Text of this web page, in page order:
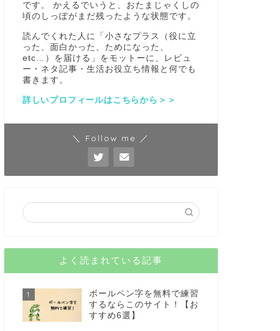
です。 かえるでいうと、おたまじゃくしの
頃のしっぽがまだ残ったような状態です。
読んでくれた人に「小さなプラス（役に立
った、面白かった、ためになった、
etc…）を届ける」をモットーに、レビュ
ー・ネタ記事・生活お役立ち情報と何でも
書きます。
詳しいプロフィールはこちらから＞＞
＼ Follow me ／
よく読まれている記事
1
ボールペン字を無料で練習
するならこのサイト！【お
すすめ6選】